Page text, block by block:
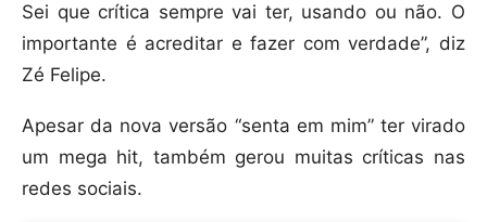
Sei que crítica sempre vai ter, usando ou não. O
importante é acreditar e fazer com verdade”, diz
Zé Felipe.
Apesar da nova versão “senta em mim” ter virado
um mega hit, também gerou muitas críticas nas
redes sociais.